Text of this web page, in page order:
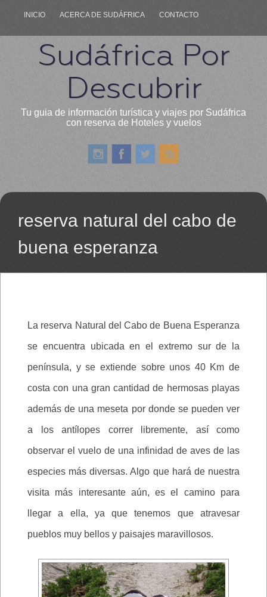
INICIO ACERCA DE SUDÁFRICA CONTACTO
Sudáfrica Por
Descubrir
Tu guia de información turística y viajes por Sudáfrica
con reserva de Hoteles y vuelos
reserva natural del cabo de
buena esperanza
La reserva Natural del Cabo de Buena Esperanza
se encuentra ubicada en el extremo sur de la
península, y se extiende sobre unos 40 Km de
costa con una gran cantidad de hermosas playas
además de una meseta por donde se pueden ver
a los antílopes correr libremente, así como
observar el vuelo de una infinidad de aves de las
especies más diversas. Algo que hará de nuestra
visita más interesante aún, es el camino para
llegar a ella, ya que tenemos que atravesar
pueblos muy bellos y paisajes maravillosos.